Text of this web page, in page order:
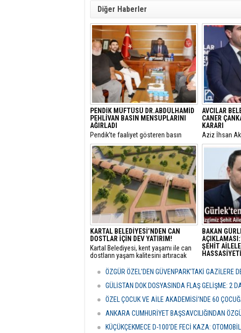
Diğer Haberler
PENDİK MÜFTÜSÜ DR.ABDÜLHAMİD
PEHLİVAN BASIN MENSUPLARINI
AĞIRLADI
​Pendik’te faaliyet gösteren basın
mensupları, Pendik İlçe Müftülüğü
görevine başlayan Dr. Abdulhamid
Pehlivan’ı makamında ziyaret ederek
yeni görevi için tebriklerini iletti.
AVCILAR
CANER
KARARI
​Aziz İhsan
yargılanan
Utku Caner
Belediyesi
Özcan
KARTAL BELEDİYESİ’NDEN CAN
DOSTLAR İÇİN DEV YATIRIM!
Kartal Belediyesi, kent yaşamı ile can
dostların yaşam kalitesini artıracak
BAKAN
ŞEHİT
sunulan 12
detaylarını
Türkiye"
ÖZGÜR ÖZEL'DEN GÜVENPARK'TAKİ GAZİLERE
GÜLİSTAN DOK DOSYASINDA FLAŞ GELİŞME: 2
ÖZEL ÇOCUK VE AİLE AKADEMİSİ'NDE 60
ANKARA CUMHURİYET BAŞSAVCILIĞINDAN
KÜÇÜKÇEKMECE D-100'DE FECİ KAZA: